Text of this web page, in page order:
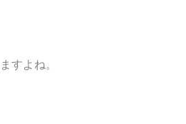
すよね。